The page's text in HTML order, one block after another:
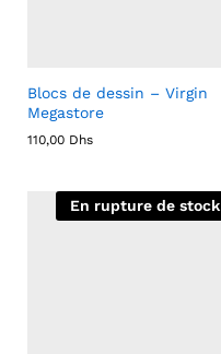
Blocs de dessin – Virgin
Megastore
110,00 Dhs
En rupture de stock